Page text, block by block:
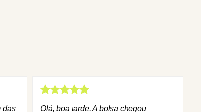
das
Olá, boa tarde. A bolsa chegou